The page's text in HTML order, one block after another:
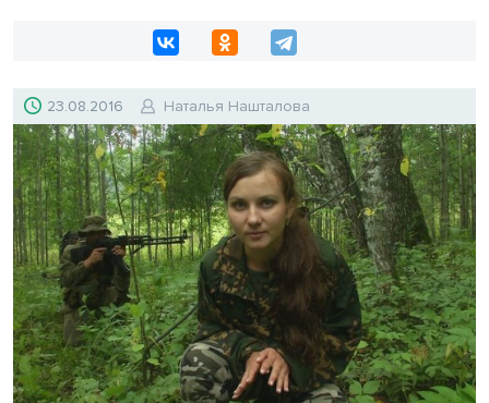
23.08.2016 Наталья Нашталова